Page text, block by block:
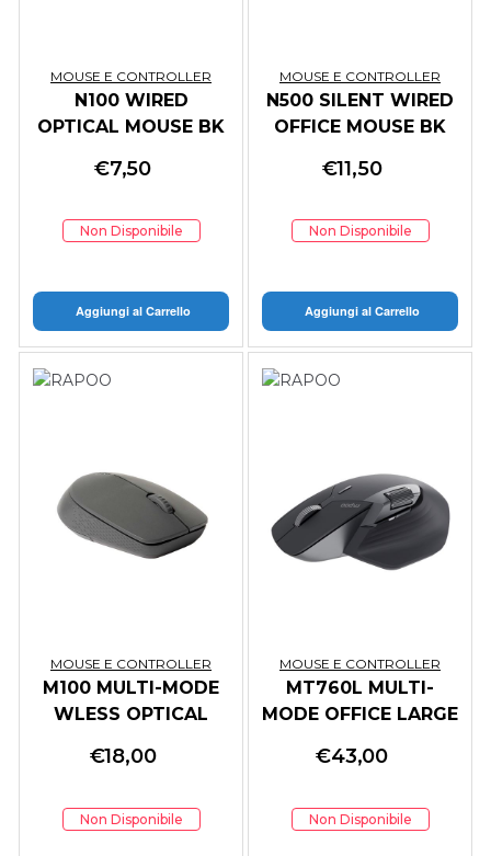
MOUSE E CONTROLLER
N100 WIRED
OPTICAL MOUSE BK
€7,50
Non Disponibile
Aggiungi al Carrello
MOUSE E CONTROLLER
N500 SILENT WIRED
OFFICE MOUSE BK
€11,50
Non Disponibile
Aggiungi al Carrello
MOUSE E CONTROLLER
M100 MULTI-MODE
WLESS OPTICAL
D.GREY
€18,00
Non Disponibile
MOUSE E CONTROLLER
MT760L MULTI-
MODE OFFICE LARGE
BK
€43,00
Non Disponibile